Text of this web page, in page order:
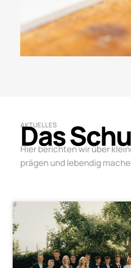
AKTUELLES
Das
Hier berichten wir über
prägen und lebendig